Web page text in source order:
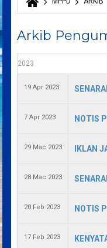
Anda di sini
Arkib
2023
19 Apr 2023
7 Apr 2023 NOTIS
29 Mac 2023 IKLAN
28 Mac 2023
20 Feb 2023 NOTIS
17 Feb 2023